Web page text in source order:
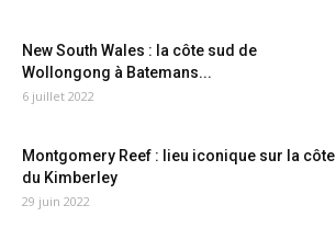
New South Wales : la côte sud de
Wollongong à Batemans...
6 juillet 2022
Montgomery Reef : lieu iconique sur la côte
du Kimberley
29 juin 2022